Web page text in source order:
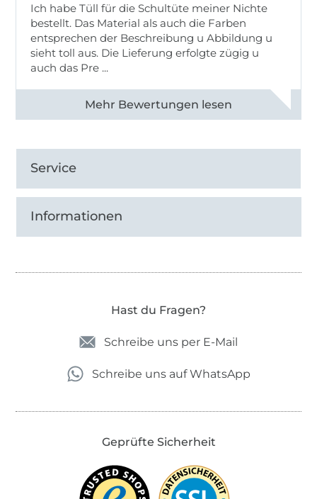
Ich habe Tüll für die Schultüte meiner Nichte
bestellt. Das Material als auch die Farben
entsprechen der Beschreibung u Abbildung u
sieht toll aus. Die Lieferung erfolgte zügig u
auch das Pre ...
Alle 82950 Bewertungen ansehen
Service
Informationen
Hast du Fragen?
Schreibe uns per E-Mail
Schreibe uns auf WhatsApp
Geprüfte Sicherheit